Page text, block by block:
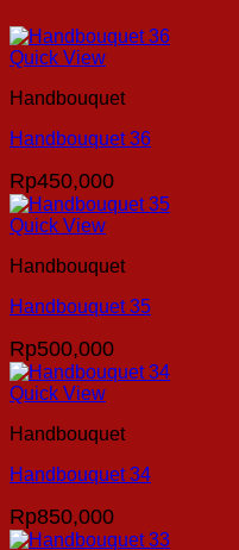
Quick View
Handbouquet
Handbouquet 36
Rp450,000
Quick View
Handbouquet
Handbouquet 35
Rp500,000
Quick View
Handbouquet
Handbouquet 34
Rp850,000